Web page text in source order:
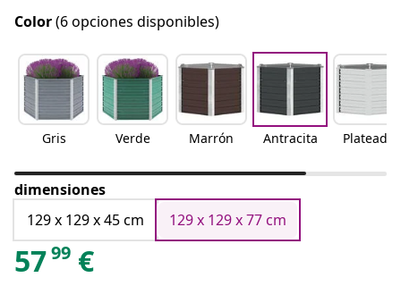
Color(6 opciones disponibles)
Gris Verde Marrón Antracita Plateado
dimensiones
129 x 129 x 45 cm
129 x 129 x 77 cm
5799 €